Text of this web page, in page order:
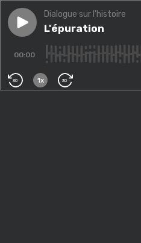
Play episodeL'épuration
Dialogue sur l'histoire
L'épuration
00:00
30 1x 30